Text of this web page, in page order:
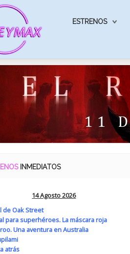
ESTRENOS
INMEDIATOS
14 Agosto 2026
de Oak Street
para superhéroes. La máscara roja
Una aventura en Australia
atrás